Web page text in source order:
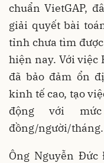
chuẩn VietGAP,
giải quyết bài
tỉnh chưa tìm
hiện nay. Với việc
đã bảo đảm ổn
kinh tế cao, tạo
động với
đồng/người/tháng.
Ông Nguyễn Đức